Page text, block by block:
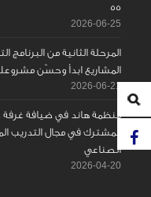
55
2026-06-25
المرحلة الثانية من البرنامج
المشاريع ابدأ وحسّن
2026-06-21
منظمة هاند في ضيافة غرفة
المشترك في مجال
الصناعي
2026-04-20